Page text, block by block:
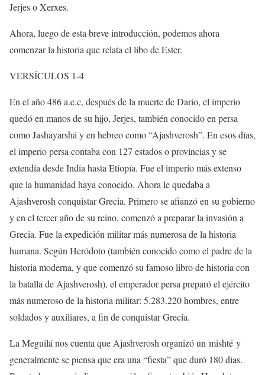
Jerjes o Xerxes.
Ahora, luego de esta breve introducción, podemos ahora
comenzar la historia que relata el libo de Ester.
VERSÍCULOS 1-4
En el año 486 a.e.c, después de la muerte de Darío, el imperio
quedó en manos de su hijo, Jerjes, también conocido en persa
como Jashayarshá y en hebreo como “Ajashverosh”. En esos días,
el imperio persa contaba con 127 estados o provincias y se
extendía desde India hasta Etiopía. Fue el imperio más extenso
que la humanidad haya conocido. Ahora le quedaba a
Ajashverosh conquistar Grecia. Primero se afianzó en su gobierno
y en el tercer año de su reino, comenzó a preparar la invasión a
Grecia. Fue la expedición militar más numerosa de la historia
humana. Según Heródoto (también conocido como el padre de la
historia moderna, y que comenzó su famoso libro de historia con
la batalla de Ajashverosh), el emperador persa preparó el ejército
más numeroso de la historia militar: 5.283.220 hombres, entre
soldados y auxiliares, a fin de conquistar Grecia.
La Meguilá nos cuenta que Ajashverosh organizó un mishté y
generalmente se piensa que era una “fiesta” que duró 180 días.